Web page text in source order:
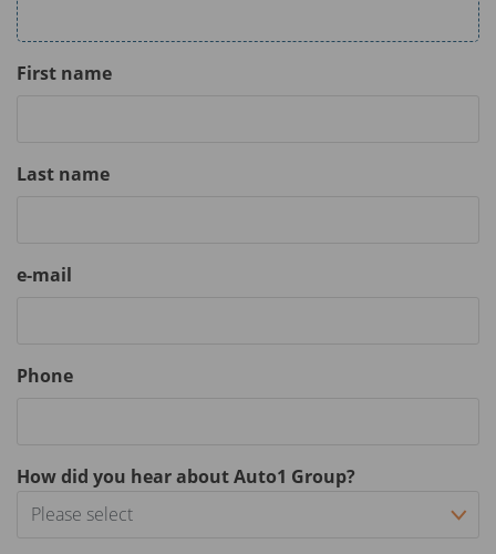
First name
Last name
e-mail
Phone
How did you hear about Auto1 Group?
Please select